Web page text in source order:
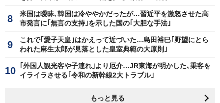
米国は曖昧､韓国は冷ややかだったが…習近平を激怒させた高
市発言に｢無言の支持｣を示した国の｢大胆な手法｣
これで｢愛子天皇｣はかえって近づいた…島田裕巳｢野望にとら
われた麻生太郎が見落とした皇室典範の大原則｣
｢外国人観光客や子連れ｣より厄介…JR東海が明かした､乗客を
イライラさせる｢令和の新幹線2大トラブル｣
もっと見る